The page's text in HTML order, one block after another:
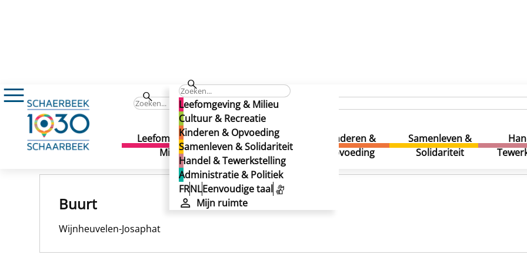
Leefomgeving & Milieu
Cultuur & Recreatie
Kinderen & Opvoeding
Samenleven & Solidariteit
Handel & Tewerkstelling
Administratie & Politiek
FRNLEenvoudige taal
Mijn ruimte
Leefomgeving &
Milieu
Cultuur &
Recreatie
Kinderen &
Opvoeding
Samenleven &
Solidariteit
Robiano
Robiano
Gepubliceerd op 16/03/2026
Buurt
Wijnheuvelen-Josaphat